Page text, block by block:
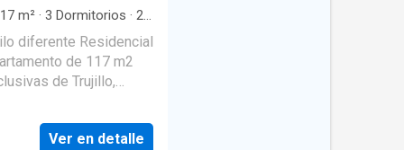
m² · 3 Dormitorios · 2
diferente Residencial
de 117 m2
de Trujillo,
2.5 baños,
y su precio es de $
Ver en detalle